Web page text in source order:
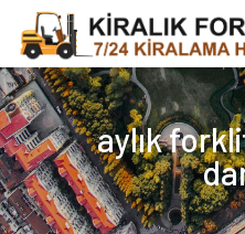
aylık